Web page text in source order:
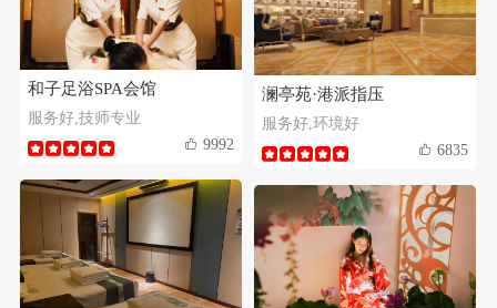
和子足浴SPA会馆
服务好,技师专业
9992
澜亭苑·港派指压
服务好,环境好
6835